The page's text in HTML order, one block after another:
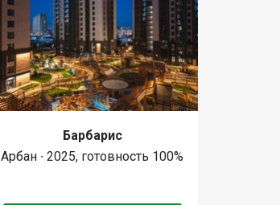
Барбарис
Арбан ∙ 2025, готовность 100%